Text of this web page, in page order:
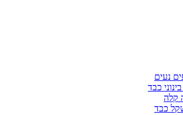
נעים
כבד
קלה
כבד